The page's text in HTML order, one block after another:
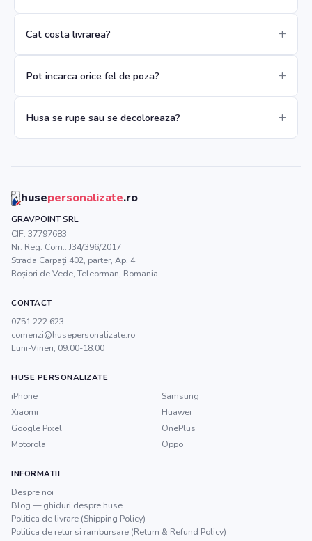
Cat costa livrarea?
Pot incarca orice fel de poza?
Husa se rupe sau se decoloreaza?
husepersonalizate.ro
GRAVPOINT SRL
CIF: 37797683
Nr. Reg. Com.: J34/396/2017
Strada Carpați 402, parter, Ap. 4
Roșiori de Vede,Teleorman, Romania
CONTACT
0751 222 623
comenzi@husepersonalizate.ro
Luni-Vineri, 09:00-18:00
HUSE PERSONALIZATE
iPhone
Samsung
Xiaomi
Huawei
Google Pixel
OnePlus
Motorola
Oppo
INFORMATII
Despre noi
Blog — ghiduri despre huse
Politica de livrare (Shipping Policy)
Politica de retur si rambursare (Return & Refund Policy)